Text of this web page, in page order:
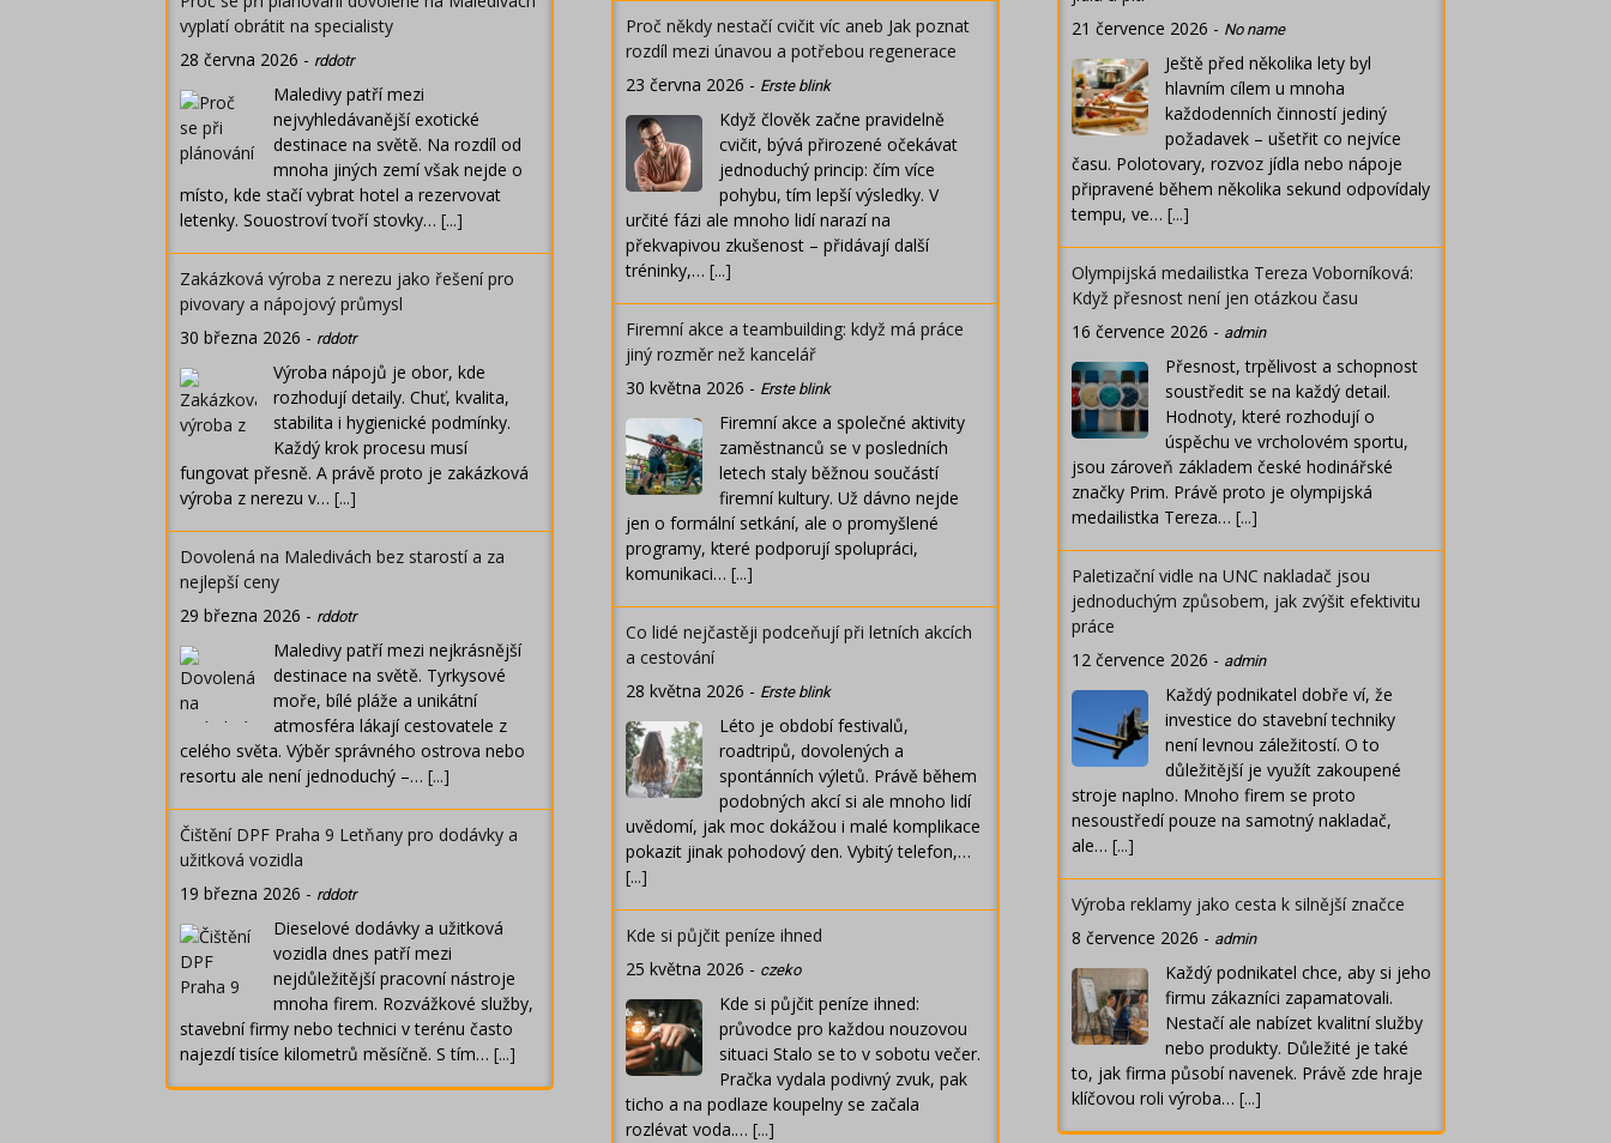
vyplatí obrátit na specialisty
28 června 2026 - rddotr
Maledivy patří mezi
nejvyhledávanější exotické
destinace na světě. Na rozdíl od
mnoha jiných zemí však nejde o
místo, kde stačí vybrat hotel a rezervovat
letenky. Souostroví tvoří stovky… [...]
Zakázková výroba z nerezu jako řešení pro
pivovary a nápojový průmysl
30 března 2026 - rddotr
Výroba nápojů je obor, kde
rozhodují detaily. Chuť, kvalita,
stabilita i hygienické podmínky.
Každý krok procesu musí
fungovat přesně. A právě proto je zakázková
výroba z nerezu v… [...]
Dovolená na Maledivách bez starostí a za
nejlepší ceny
29 března 2026 - rddotr
Maledivy patří mezi nejkrásnější
destinace na světě. Tyrkysové
moře, bílé pláže a unikátní
atmosféra lákají cestovatele z
celého světa. Výběr správného ostrova nebo
resortu ale není jednoduchý –… [...]
Čištění DPF Praha 9 Letňany pro dodávky a
užitková vozidla
19 března 2026 - rddotr
Dieselové dodávky a užitková
vozidla dnes patří mezi
nejdůležitější pracovní nástroje
mnoha firem. Rozvážkové služby,
stavební firmy nebo technici v terénu často
najezdí tisíce kilometrů měsíčně. S tím… [...]
Proč někdy nestačí cvičit víc aneb Jak poznat
rozdíl mezi únavou a potřebou regenerace
23 června 2026 - Erste blink
Když člověk začne pravidelně
cvičit, bývá přirozené očekávat
jednoduchý princip: čím více
pohybu, tím lepší výsledky. V
určité fázi ale mnoho lidí narazí na
překvapivou zkušenost – přidávají další
tréninky,… [...]
Firemní akce a teambuilding: když má práce
jiný rozměr než kancelář
30 května 2026 - Erste blink
Firemní akce a společné aktivity
zaměstnanců se v posledních
letech staly běžnou součástí
firemní kultury. Už dávno nejde
jen o formální setkání, ale o promyšlené
programy, které podporují spolupráci,
komunikaci… [...]
Co lidé nejčastěji podceňují při letních akcích
a cestování
28 května 2026 - Erste blink
Léto je období festivalů,
roadtripů, dovolených a
spontánních výletů. Právě během
podobných akcí si ale mnoho lidí
uvědomí, jak moc dokážou i malé komplikace
pokazit jinak pohodový den. Vybitý telefon,…
[...]
Kde si půjčit peníze ihned
25 května 2026 - czeko
Kde si půjčit peníze ihned:
průvodce pro každou nouzovou
situaci Stalo se to v sobotu večer.
Pračka vydala podivný zvuk, pak
ticho a na podlaze koupelny se začala
rozlévat voda.… [...]
21 července 2026 - No name
Ještě před několika lety byl
hlavním cílem u mnoha
každodenních činností jediný
požadavek – ušetřit co nejvíce
času. Polotovary, rozvoz jídla nebo nápoje
připravené během několika sekund odpovídaly
tempu, ve… [...]
Olympijská medailistka Tereza Voborníková:
Když přesnost není jen otázkou času
16 července 2026 - admin
Přesnost, trpělivost a schopnost
soustředit se na každý detail.
Hodnoty, které rozhodují o
úspěchu ve vrcholovém sportu,
jsou zároveň základem české hodinářské
značky Prim. Právě proto je olympijská
medailistka Tereza… [...]
Paletizační vidle na UNC nakladač jsou
jednoduchým způsobem, jak zvýšit efektivitu
práce
12 července 2026 - admin
Každý podnikatel dobře ví, že
investice do stavební techniky
není levnou záležitostí. O to
důležitější je využít zakoupené
stroje naplno. Mnoho firem se proto
nesoustředí pouze na samotný nakladač,
ale… [...]
Výroba reklamy jako cesta k silnější značce
8 července 2026 - admin
Každý podnikatel chce, aby si jeho
firmu zákazníci zapamatovali.
Nestačí ale nabízet kvalitní služby
nebo produkty. Důležité je také
to, jak firma působí navenek. Právě zde hraje
klíčovou roli výroba… [...]